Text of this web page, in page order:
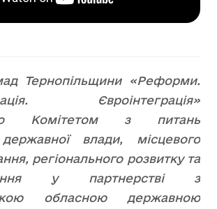
Тернопільщини «Реформи.
Євроінтеграція»
Комітетом з питань
державної влади, місцевого
регіонального розвитку та
у партнерстві з
обласною державною